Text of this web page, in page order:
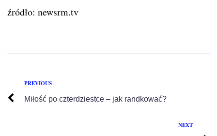
źródło: newsrm.tv
PREVIOUS
Miłość po czterdziestce – jak randkować?
NEXT